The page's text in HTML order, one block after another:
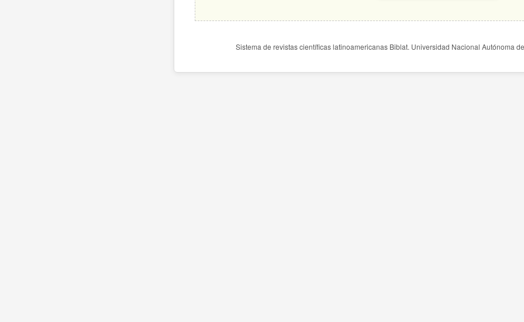
Sistema de revistas científicas latinoamericanas Biblat. Universidad Nacional Autónoma